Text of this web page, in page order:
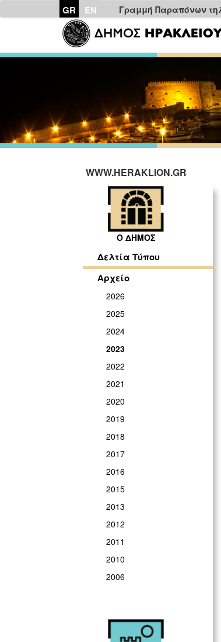
GR EN Γραμμή Παραπόνων
WWW.HERAKLION.GR
Ο ΔΗΜΟΣ
Δελτία Τύπου
Αρχείο
2026
2025
2024
2023
2022
2021
2020
2019
2018
2017
2016
2015
2013
2012
2011
2010
2006